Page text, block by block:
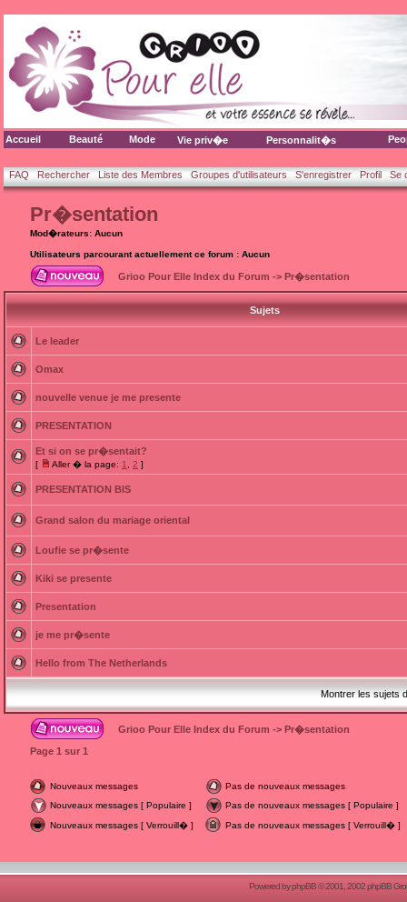
Accueil Beauté Mode Vie priv�e Personnalit�s
FAQ Rechercher Liste des Membres Groupes d'utilisateurs S'enregistrer Profil Se
Pr�sentation
Mod�rateurs: Aucun
Utilisateurs parcourant actuellement ce forum : Aucun
Grioo Pour Elle Index du Forum -> Pr�sentation
Sujets
Le leader
Omax
nouvelle venue je me presente
PRESENTATION
Et si on se pr�sentait?
[ Aller � la page: 1 2 ]
PRESENTATION BIS
Grand salon du mariage oriental
Loufie se pr�sente
Kiki se presente
Presentation
je me pr�sente
Hello from The Netherlands
Montrer les sujets
Grioo Pour Elle Index du Forum -> Pr�sentation
Page 1 sur 1
Nouveaux messages
Pas de nouveaux messages
Nouveaux messages [ Populaire ]
Pas de nouveaux messages [ Populaire ]
Nouveaux messages [ Verrouill� ]
Pas de nouveaux messages [ Verrouill� ]
Powered byphpBB© 2001, 2002 phpBB